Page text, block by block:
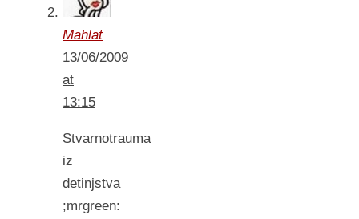
Mahlat
13/06/2009
at
13:15
Stvarnotrauma
iz
detinjstva
;mrgreen: